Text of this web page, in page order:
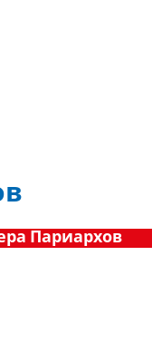
Париархов